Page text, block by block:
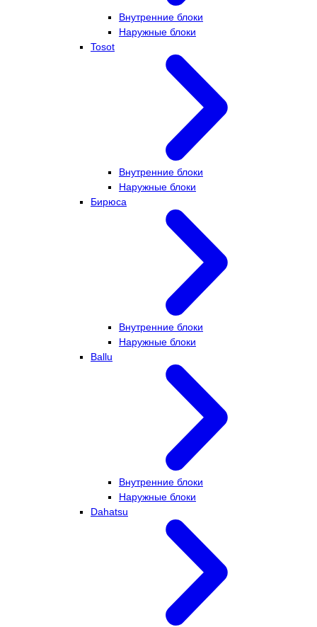
Внутренние блоки
Наружные блоки
Tosot
Внутренние блоки
Наружные блоки
Бирюса
Внутренние блоки
Наружные блоки
Ballu
Внутренние блоки
Наружные блоки
Dahatsu